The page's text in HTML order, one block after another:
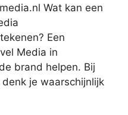
Wat kan een
Een
Media in
brand helpen. Bij
je waarschijnlijk